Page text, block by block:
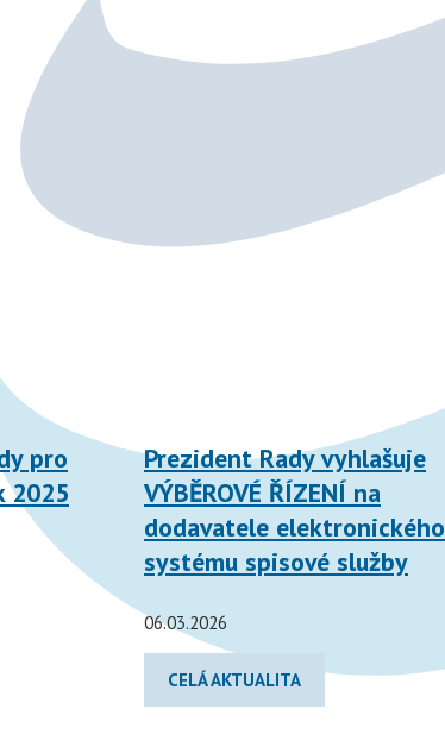
pro
2025
Prezident Rady vyhlašuje
VÝBĚROVÉ ŘÍZENÍ na
dodavatele elektronického
systému spisové služby
06.03.2026
CELÁ AKTUALITA